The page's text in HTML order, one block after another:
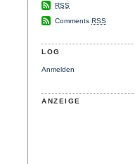
RSS
Comments RSS
LOG
Anmelden
ANZEIGE